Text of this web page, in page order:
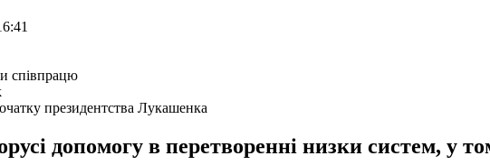
президентства Лукашенка
допомогу в перетворенні низки систем, у